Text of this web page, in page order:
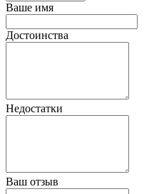
Ваше имя
Достоинства
Недостатки
Ваш отзыв